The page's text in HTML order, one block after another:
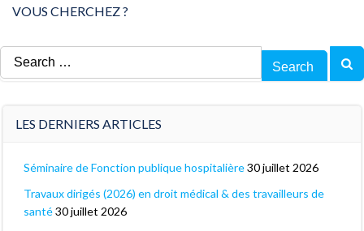
VOUS CHERCHEZ ?
Search
for:
LES DERNIERS ARTICLES
Séminaire de Fonction publique hospitalière30 juillet 2026
Travaux dirigés (2026) en droit médical & des travailleurs de
santé30 juillet 2026